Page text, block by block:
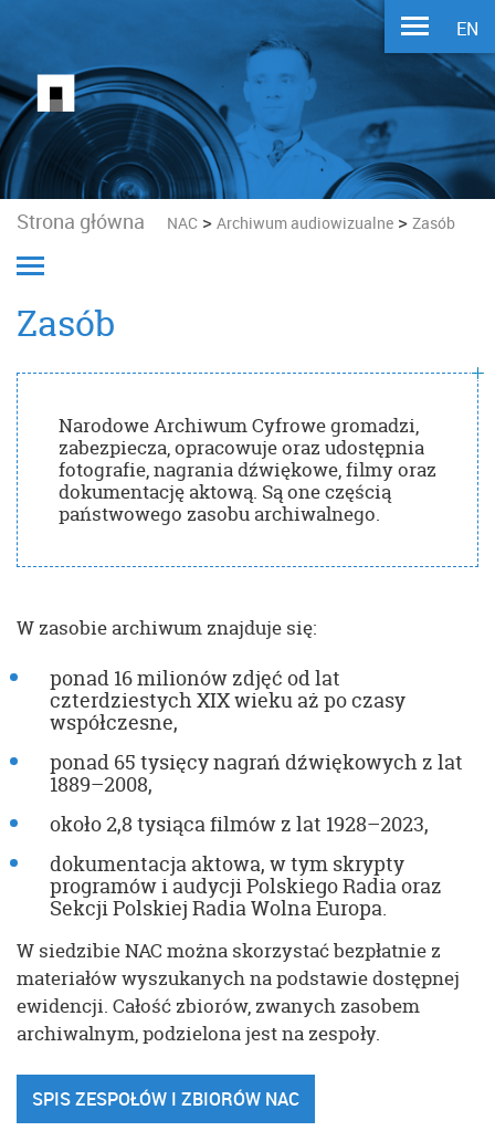
EN
Strona główna NAC > Archiwum audiowizualne > Zasób
Zasób
Narodowe Archiwum Cyfrowe gromadzi,
zabezpiecza, opracowuje oraz udostępnia
fotografie, nagrania dźwiękowe, filmy oraz
dokumentację aktową. Są one częścią
państwowego zasobu archiwalnego.
W zasobie archiwum znajduje się:
ponad 16 milionów zdjęć od lat
czterdziestych XIX wieku aż po czasy
współczesne,
ponad 65 tysięcy nagrań dźwiękowych z lat
1889–2008,
około 2,8 tysiąca filmów z lat 1928–2023,
dokumentacja aktowa, w tym skrypty
programów i audycji Polskiego Radia oraz
Sekcji Polskiej Radia Wolna Europa.
W siedzibie NAC można skorzystać bezpłatnie z
materiałów wyszukanych na podstawie dostępnej
ewidencji. Całość zbiorów, zwanych zasobem
archiwalnym, podzielona jest na zespoły.
SPIS ZESPOŁÓW I ZBIORÓW NAC